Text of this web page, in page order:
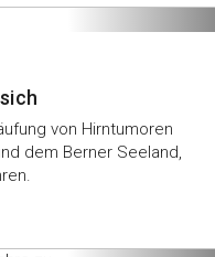
von Hirntumoren
dem Berner Seeland,